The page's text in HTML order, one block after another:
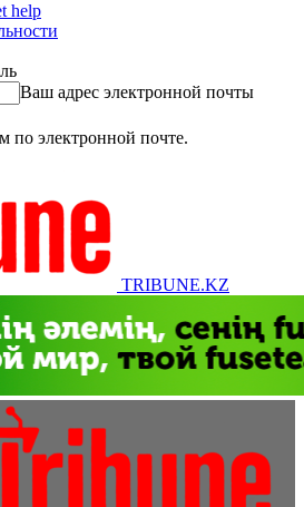
help
Ваш адрес электронной почты
по электронной почте.
TRIBUNE.KZ